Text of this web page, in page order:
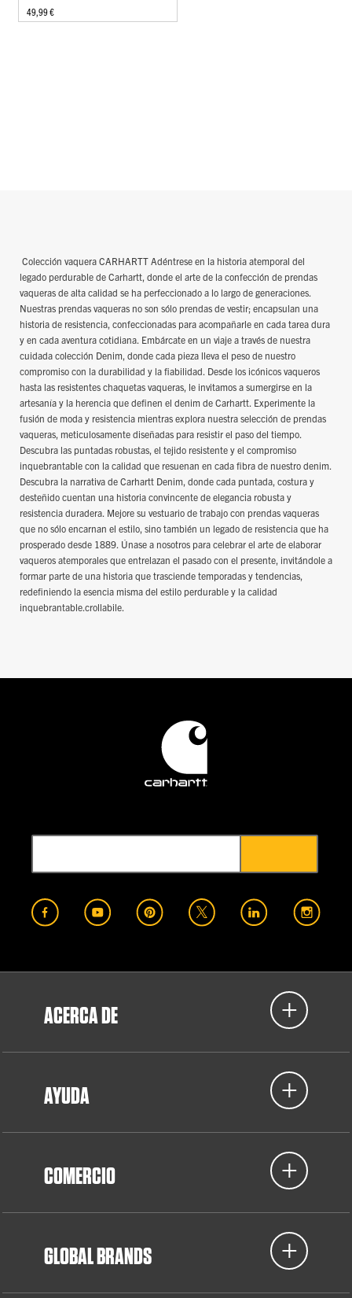
49,99 €
Colección vaquera CARHARTT Adéntrese en la historia atemporal del
legado perdurable de Carhartt, donde el arte de la confección de prendas
vaqueras de alta calidad se ha perfeccionado a lo largo de generaciones.
Nuestras prendas vaqueras no son sólo prendas de vestir; encapsulan una
historia de resistencia, confeccionadas para acompañarle en cada tarea dura
y en cada aventura cotidiana. Embárcate en un viaje a través de nuestra
cuidada colección Denim, donde cada pieza lleva el peso de nuestro
compromiso con la durabilidad y la fiabilidad. Desde los icónicos vaqueros
hasta las resistentes chaquetas vaqueras, le invitamos a sumergirse en la
artesanía y la herencia que definen el denim de Carhartt. Experimente la
fusión de moda y resistencia mientras explora nuestra selección de prendas
vaqueras, meticulosamente diseñadas para resistir el paso del tiempo.
Descubra las puntadas robustas, el tejido resistente y el compromiso
inquebrantable con la calidad que resuenan en cada fibra de nuestro denim.
Descubra la narrativa de Carhartt Denim, donde cada puntada, costura y
desteñido cuentan una historia convincente de elegancia robusta y
resistencia duradera. Mejore su vestuario de trabajo con prendas vaqueras
que no sólo encarnan el estilo, sino también un legado de resistencia que ha
prosperado desde 1889. Únase a nosotros para celebrar el arte de elaborar
vaqueros atemporales que entrelazan el pasado con el presente, invitándole a
formar parte de una historia que trasciende temporadas y tendencias,
redefiniendo la esencia misma del estilo perdurable y la calidad
inquebrantable.crollabile.
ACERCA DE
AYUDA
COMERCIO
GLOBAL BRANDS